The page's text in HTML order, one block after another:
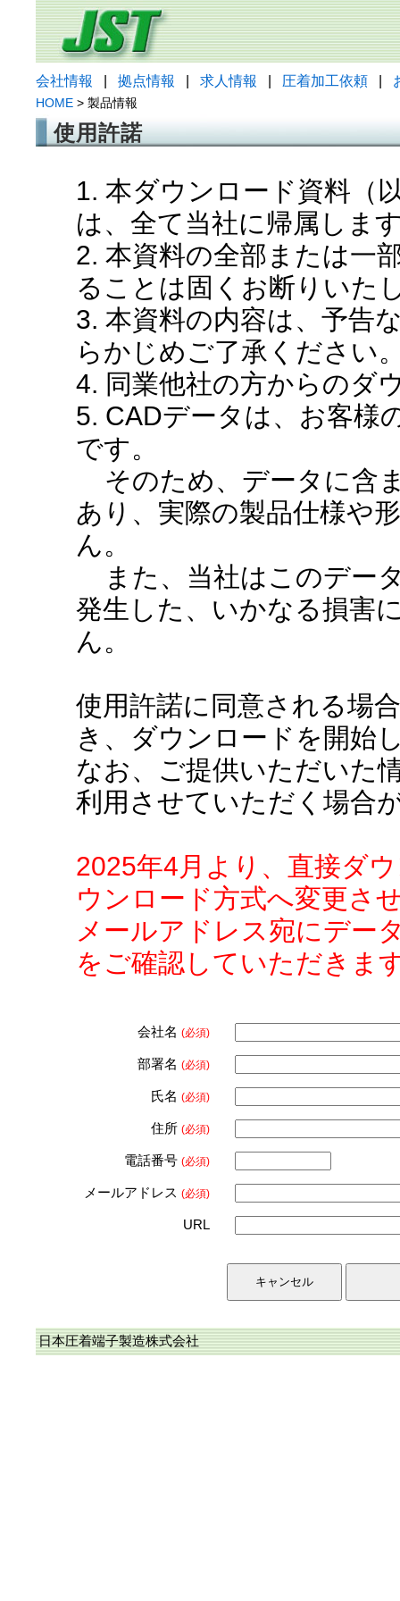
会社情報 拠点情報 求人情報 圧着加工依頼
HOME > 製品情報
使用許諾
1. 本ダウンロード資料（
は、全て当社に帰属しま
2. 本資料の全部または一
ることは固くお断りいた
3. 本資料の内容は、予告
らかじめご了承ください
4. 同業他社の方からのダ
5. CADデータは、お客様
です。
そのため、データに含
あり、実際の製品仕様や
ん。
また、当社はこのデー
発生した、いかなる損害
ん。
使用許諾に同意される場
き、ダウンロードを開始
なお、ご提供いただいた
利用させていただく場合
2025年4月より、直接ダ
ウンロード方式へ変更さ
メールアドレス宛にデー
をご確認していただきま
会社名 (必須)
部署名 (必須)
氏名 (必須)
住所 (必須)
電話番号 (必須)
メールアドレス (必須)
URL
日本圧着端子製造株式会社